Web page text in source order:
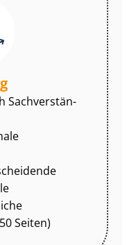
Sach­ver­stän­
Seiten)